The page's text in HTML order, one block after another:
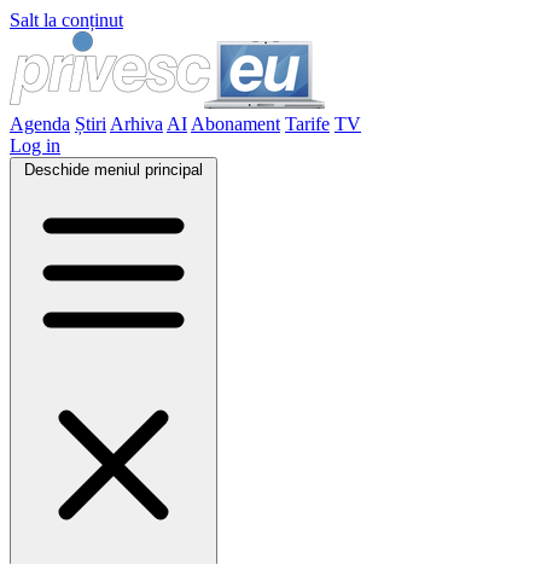
Salt la conținut
Agenda Știri Arhiva AI Abonament Tarife TV
Log in
Deschide meniul principal